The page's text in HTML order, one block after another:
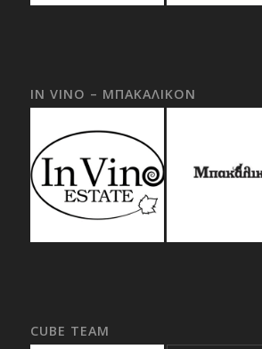
IN VINO – ΜΠΑΚΑΛΙΚΟΝ
CUBE TEAM